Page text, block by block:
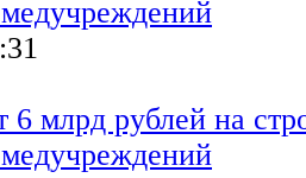
6 млрд рублей на